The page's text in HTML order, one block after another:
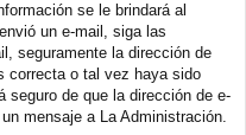
se le brindará al
un e-mail, siga las
seguramente la dirección de
correcta o tal vez haya sido
seguro de que la dirección de e-
mensaje a La Administración.